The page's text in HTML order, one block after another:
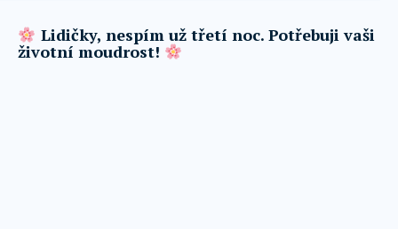
Lidičky, nespím už třetí noc. Potřebuji vaši
životní moudrost!